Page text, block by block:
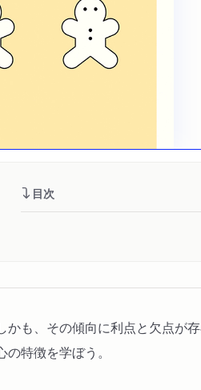
目次
も、その傾向に利点と欠点が
特徴を学ぼう。